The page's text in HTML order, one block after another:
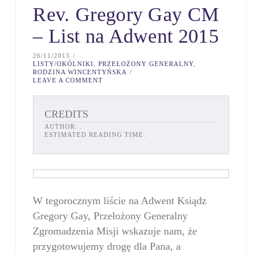
Rev. Gregory Gay CM
– List na Adwent 2015
26/11/2015
LISTY/OKÓLNIKI
,PRZEŁOŻONY GENERALNY
RODZINA WINCENTYŃSKA
LEAVE A COMMENT
CREDITS
AUTHOR:
ESTIMATED READING TIME:
W tegorocznym liście na Adwent Ksiądz
Gregory Gay, Przełożony Generalny
Zgromadzenia Misji wskazuje nam, że
przygotowujemy drogę dla Pana, a